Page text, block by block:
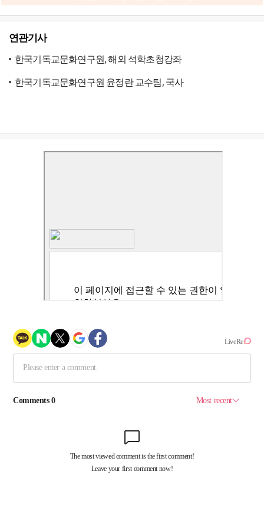
연관기사
한국기독교문화연구원, 해외 석학초청강좌
한국기독교문화연구원 윤정란 교수팀, 국사